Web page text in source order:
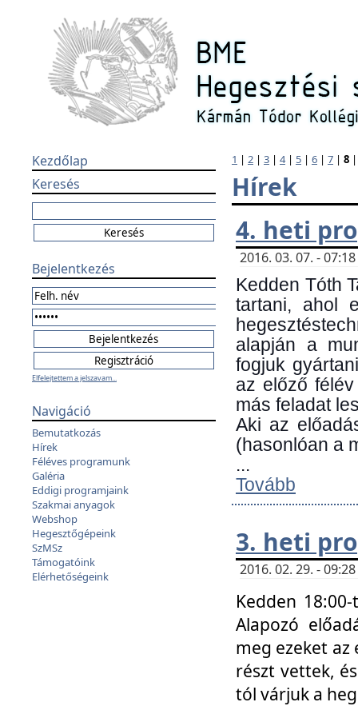
Kezdőlap
Keresés
Bejelentkezés
Elfelejtettem a jelszavam...
Navigáció
Bemutatkozás
Hírek
Féléves programunk
Galéria
Eddigi programjaink
Szakmai anyagok
Webshop
Hegesztőgépeink
SzMSz
Támogatóink
Elérhetőségeink
1 | 2 | 3 | 4| 5 | 6 | 7 | 8
Hírek
4. heti
2016. 03. 07. -
Kedden Tóth
tartani, ahol
alapján a
fogjuk
az előző
más feladat
Aki az
(hasonlóan a
...
Tovább
3. heti
2016. 02. 29. -
Kedden
Alapozó
meg ezeket
részt vettek,
tól várjuk a